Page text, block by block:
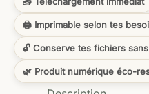
🖨️ Imprimable selon tes
🔓 Conserve tes fichiers
🌿 Produit numérique éco-